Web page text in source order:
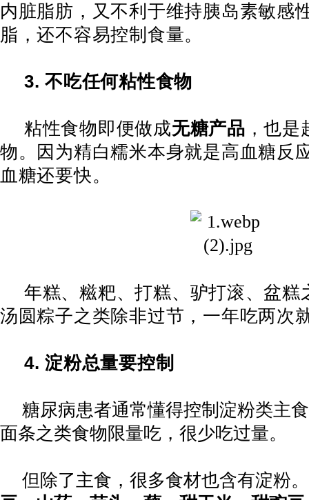
内脏脂肪，又不利于维持胰岛素敏感
脂，还不容易控制食量。
3.不吃任何粘性食物
粘性食物即便做成无糖产品 ，也
物。因为精白糯米本身就是高血糖反
血糖还要快。
年糕、糍粑、打糕、驴打滚、盆糕
汤圆粽子之类除非过节，一年吃两次
4.淀粉总量要控制
糖尿病患者通常懂得控制淀粉类主
面条之类食物限量吃，很少吃过量。
但除了主食，很多食材也含有淀粉